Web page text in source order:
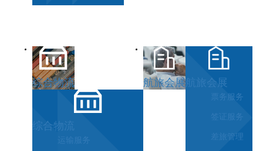
综合物流
综合物流
运输服务
航旅会展航旅会展
票务服务
签证服务
差旅管理